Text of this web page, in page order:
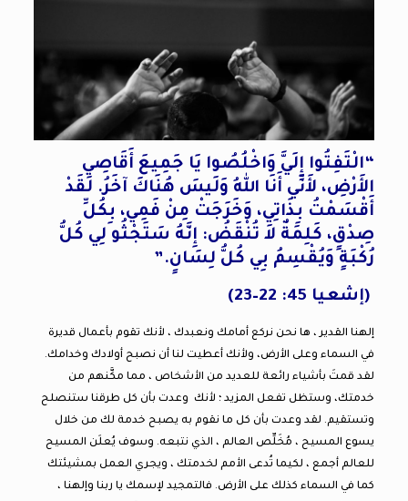
“الْتَفِتُوا إِلَيَّ وَاخْلُصُوا يَا جَمِيعَ أَقَاصِي
الأَرْضِ، لأَنِّي أَنَا اللهُ وَلَيسَ هُنَاكَ آخَرُ. لَقَدْ
أَقْسَمْتُ بِذَاتِي، وَخَرَجَتْ مِنْ فَمِي، بِكُلِّ
صِدْقٍ، كَلِمَةٌ لاَ تُنْقَضُ: إِنَّهُ سَتَجْثُو لِي كُلُّ
رُكْبَةٍ وَيُقْسِمُ بِي كُلُّ لِسَانٍ.”
(إشعيا 45: 22–23)
إلهنا القدير ، ها نحن نركع أمامك ونعبدك ، لأنك تقوم بأعمال قديرة
في السماء وعلى الأرض، ولأنك أعطيت لنا أن نصبح أولادك وخدامك.
لقد قمتَ بأشياء رائعة للعديد من الأشخاص ، مما مكَّنهم من
خدمتك، وستظل تفعل المزيد ؛ لأنك وعدت بأن كل طرقنا ستنصلح
وتستقيم. لقد وعدت بأن كل ما نقوم به يصبح خدمة لك من خلال
يسوع المسيح ، مُخَلِّص العالم ، الذي نتبعه. وسوف يُعلَن المسيح
للعالم أجمع ، لكيما تُدعى الأمم لخدمتك ، ويجري العمل بمشيئتك
كما في السماء كذلك على الأرض. فالتمجيد لإسمك يا ربنا وإلهنا ،